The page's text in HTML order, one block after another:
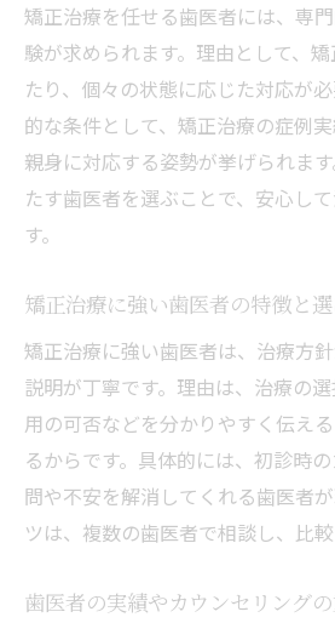
子どもの成長に合わせた
が提案
子ども向け矯正治療の費
医者に聞く
歯医者が勧める子ども用
選び方
意点
と期間
費用対効果で考える歯医者の
歯医者で受ける矯正治療
極める
自費診療と保険診療の費
歯医者選びが矯正治療の
矯正治療を任せる歯医者には、専
験が求められます。理由として、
たり、個々の状態に応じた対応が
的な条件として、矯正治療の症例
親身に対応する姿勢が挙げられま
たす歯医者を選ぶことで、安心し
す。
矯正治療に強い歯医者の特徴と
矯正治療に強い歯医者は、治療方
説明が丁寧です。理由は、治療の
用の可否などを分かりやすく伝え
るからです。具体的には、初診時
問や不安を解消してくれる歯医者
ツは、複数の歯医者で相談し、比較
歯医者の実績やカウンセリング